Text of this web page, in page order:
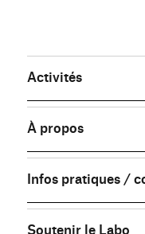
Activités
À propos
Infos pratiques /
Soutenir le Labo